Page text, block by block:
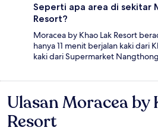
Seperti apa area di sekitar
Resort?
Moracea by Khao Lak Resort
hanya 11 menit berjalan kaki dari
kaki dari Supermarket
Ulasan
Ulasan Moracea by
Resort